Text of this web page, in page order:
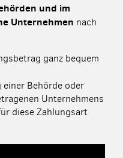
und im
Unternehmen nach
ganz bequem
Behörde oder
Unternehmens
diese Zahlungsart